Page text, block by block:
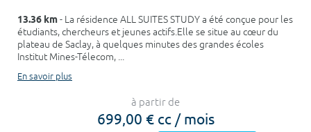
13.36 km- La résidence ALL SUITES STUDY a été conçue pour les
étudiants, chercheurs et jeunes actifs.Elle se situe au cœur du
plateau de Saclay, à quelques minutes des grandes écoles
Institut Mines-Télecom, ...
En savoir plus
à partir de
699,00 € cc / mois